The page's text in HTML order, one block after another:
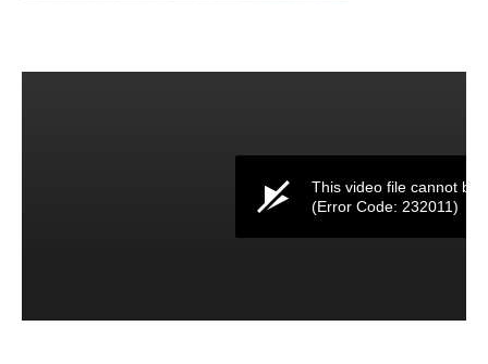
This video file cannot be
(Error Code: 232011)